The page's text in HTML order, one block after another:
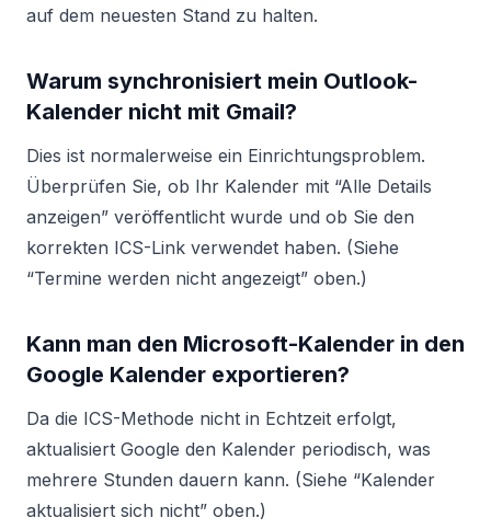
auf dem neuesten Stand zu halten.
Warum synchronisiert mein Outlook-
Kalender nicht mit Gmail?
Dies ist normalerweise ein Einrichtungsproblem.
Überprüfen Sie, ob Ihr Kalender mit “Alle Details
anzeigen” veröffentlicht wurde und ob Sie den
korrekten ICS-Link verwendet haben. (Siehe
“Termine werden nicht angezeigt” oben.)
Kann man den Microsoft-Kalender in den
Google Kalender exportieren?
Da die ICS-Methode nicht in Echtzeit erfolgt,
aktualisiert Google den Kalender periodisch, was
mehrere Stunden dauern kann. (Siehe “Kalender
aktualisiert sich nicht” oben.)